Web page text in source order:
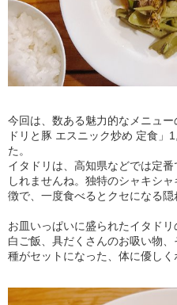
今回は、数ある魅力的なメニュ
ドリと豚 エスニック炒め 定食」
た。
イタドリは、高知県などでは定
しれませんね。独特のシャキシ
徴で、一度食べるとクセになる隠
お皿いっぱいに盛られたイタド
白ご飯、具だくさんのお吸い物
種がセットになった、体に優しく